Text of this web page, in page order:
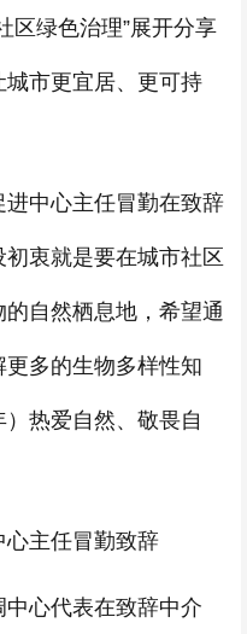
区绿色治理”展开分享
市更宜居、更可持
中心主任冒勤在致辞
衷就是要在城市社区
自然栖息地，希望通
多的生物多样性知
热爱自然、敬畏自
主任冒勤致辞
心代表在致辞中介